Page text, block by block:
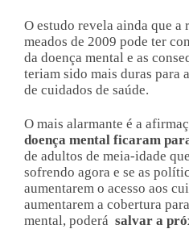
O estudo revela ainda que a
meados de 2009 pode ter
da doença mental e as
teriam sido mais duras para
de cuidados de saúde.
O mais alarmante é a
doença mental ficaram
de adultos de meia-idade
sofrendo agora e se as
aumentarem o acesso aos
aumentarem a cobertura
mental, poderá salvar a